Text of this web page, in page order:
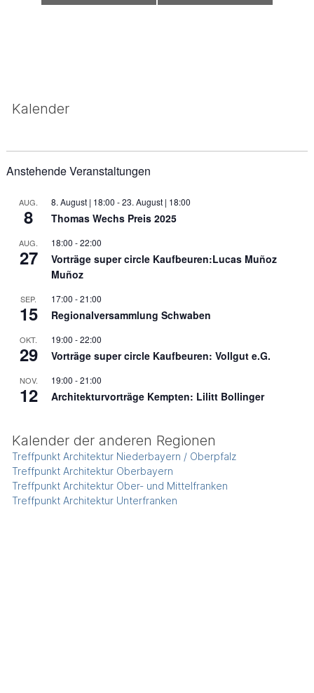
Kalender
Anstehende Veranstaltungen
AUG.
8
8. August | 18:00 -23. August | 18:00
Thomas Wechs Preis 2025
AUG.
27
18:00 -22:00
Vorträge super circle Kaufbeuren:Lucas Muñoz
Muñoz
SEP.
15
17:00 -21:00
Regionalversammlung Schwaben
OKT.
29
19:00 -22:00
Vorträge super circle Kaufbeuren: Vollgut e.G.
NOV.
12
19:00 -21:00
Architekturvorträge Kempten: Lilitt Bollinger
Kalender der anderen Regionen
Treffpunkt Architektur Niederbayern / Oberpfalz
Treffpunkt Architektur Oberbayern
Treffpunkt Architektur Ober- und Mittelfranken
Treffpunkt Architektur Unterfranken